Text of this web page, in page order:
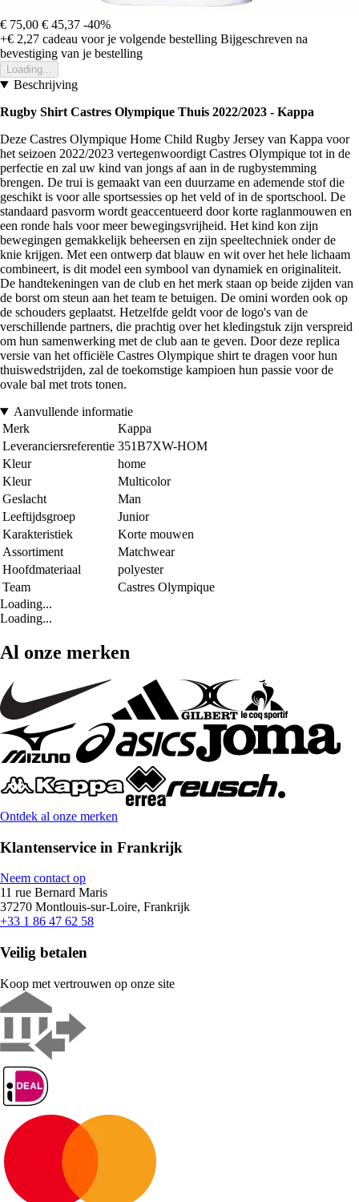
€ 75,00 € 45,37 -40%
+€ 2,27 cadeau voor je volgende bestelling Bijgeschreven na
bevestiging van je bestelling
Loading...
Beschrijving
Rugby Shirt Castres Olympique Thuis 2022/2023 - Kappa
Deze Castres Olympique Home Child Rugby Jersey van Kappa voor
het seizoen 2022/2023 vertegenwoordigt Castres Olympique tot in de
perfectie en zal uw kind van jongs af aan in de rugbystemming
brengen. De trui is gemaakt van een duurzame en ademende stof die
geschikt is voor alle sportsessies op het veld of in de sportschool. De
standaard pasvorm wordt geaccentueerd door korte raglanmouwen en
een ronde hals voor meer bewegingsvrijheid. Het kind kon zijn
bewegingen gemakkelijk beheersen en zijn speeltechniek onder de
knie krijgen. Met een ontwerp dat blauw en wit over het hele lichaam
combineert, is dit model een symbool van dynamiek en originaliteit.
De handtekeningen van de club en het merk staan op beide zijden van
de borst om steun aan het team te betuigen. De omini worden ook op
de schouders geplaatst. Hetzelfde geldt voor de logo's van de
verschillende partners, die prachtig over het kledingstuk zijn verspreid
om hun samenwerking met de club aan te geven. Door deze replica
versie van het officiële Castres Olympique shirt te dragen voor hun
thuiswedstrijden, zal de toekomstige kampioen hun passie voor de
ovale bal met trots tonen.
Aanvullende informatie
Merk
Kappa
Leveranciersreferentie 351B7XW-HOM
Kleur
home
Kleur
Multicolor
Geslacht
Man
Leeftijdsgroep
Junior
Karakteristiek
Korte mouwen
Assortiment
Matchwear
Hoofdmateriaal
polyester
Team
Castres Olympique
Loading...
Loading...
Al onze merken
Ontdek al onze merken
Klantenservice in Frankrijk
Neem contact op
11 rue Bernard Maris
37270 Montlouis-sur-Loire, Frankrijk
+33 1 86 47 62 58
Veilig betalen
Koop met vertrouwen op onze site